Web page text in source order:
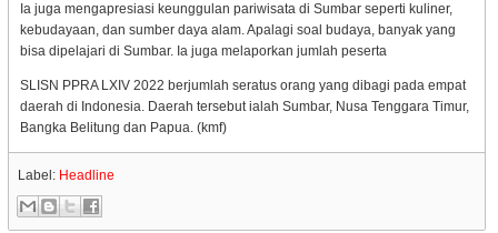
Ia juga mengapresiasi keunggulan pariwisata di Sumbar seperti kuliner,
kebudayaan, dan sumber daya alam. Apalagi soal budaya, banyak yang
bisa dipelajari di Sumbar. Ia juga melaporkan jumlah peserta
SLISN PPRA LXIV 2022 berjumlah seratus orang yang dibagi pada empat
daerah di Indonesia. Daerah tersebut ialah Sumbar, Nusa Tenggara Timur,
Bangka Belitung dan Papua. (kmf)
Label: Headline